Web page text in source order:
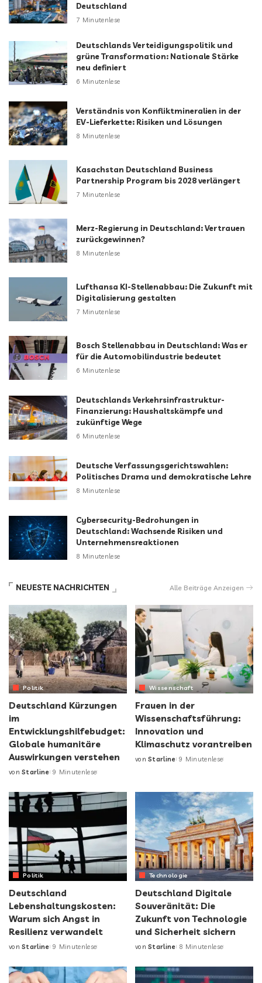
Deutschland
7 Minutenlese
Deutschlands Verteidigungspolitik und
grüne Transformation: Nationale Stärke
neu definiert
6 Minutenlese
Verständnis von Konfliktmineralien in der
EV-Lieferkette: Risiken und Lösungen
8 Minutenlese
Kasachstan Deutschland Business
Partnership Program bis 2028 verlängert
7 Minutenlese
Merz-Regierung in Deutschland: Vertrauen
zurückgewinnen?
8 Minutenlese
Lufthansa KI-Stellenabbau: Die Zukunft mit
Digitalisierung gestalten
7 Minutenlese
Bosch Stellenabbau in Deutschland: Was er
für die Automobilindustrie bedeutet
6 Minutenlese
Deutschlands Verkehrsinfrastruktur-
Finanzierung: Haushaltskämpfe und
zukünftige Wege
6 Minutenlese
Deutsche Verfassungsgerichtswahlen:
Politisches Drama und demokratische Lehre
8 Minutenlese
Cybersecurity-Bedrohungen in
Deutschland: Wachsende Risiken und
Unternehmensreaktionen
8 Minutenlese
NEUESTE NACHRICHTEN Alle Beiträge Anzeigen
Politik
Deutschland Kürzungen
im
Entwicklungshilfebudget:
Globale humanitäre
Auswirkungen verstehen
von Starline 9 Minutenlese
Wissenschaft
Frauen in der
Wissenschaftsführung:
Innovation und
Klimaschutz vorantreiben
von Starline 9 Minutenlese
Politik
Deutschland
Lebenshaltungskosten:
Warum sich Angst in
Resilienz verwandelt
von Starline 9 Minutenlese
Technologie
Deutschland Digitale
Souveränität: Die
Zukunft von Technologie
und Sicherheit sichern
von Starline 8 Minutenlese